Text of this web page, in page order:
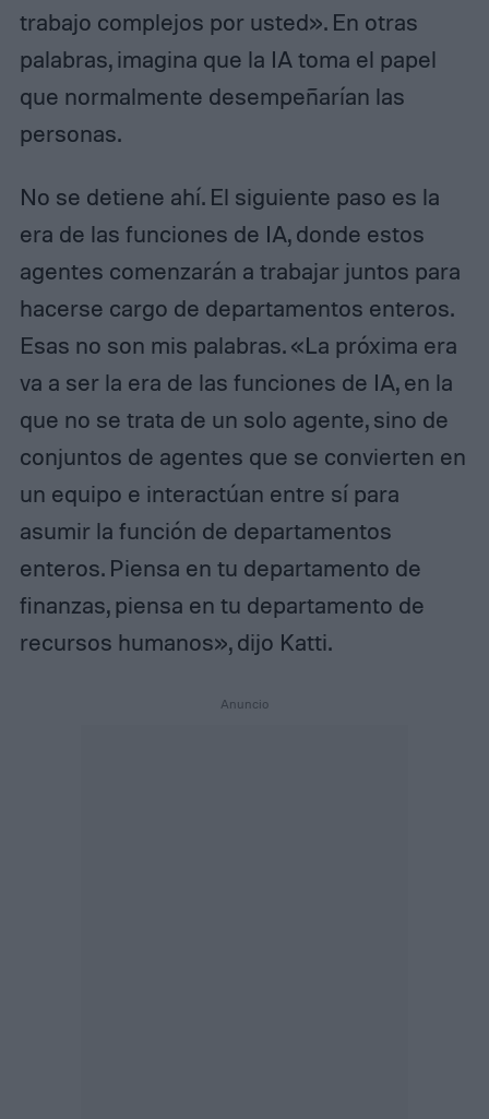
trabajo complejos por usted». En otras
palabras, imagina que la IA toma el papel
que normalmente desempeñarían las
personas.
No se detiene ahí. El siguiente paso es la
era de las funciones de IA, donde estos
agentes comenzarán a trabajar juntos para
hacerse cargo de departamentos enteros.
Esas no son mis palabras. «La próxima era
va a ser la era de las funciones de IA, en la
que no se trata de un solo agente, sino de
conjuntos de agentes que se convierten en
un equipo e interactúan entre sí para
asumir la función de departamentos
enteros. Piensa en tu departamento de
finanzas, piensa en tu departamento de
recursos humanos», dijo Katti.